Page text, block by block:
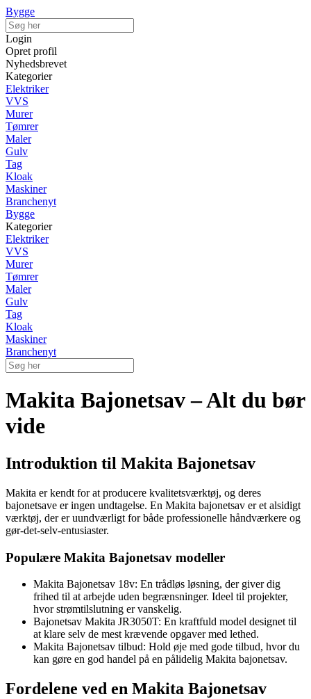
Bygge
Login
Opret profil
Nyhedsbrevet
Kategorier
Elektriker
VVS
Murer
Tømrer
Maler
Gulv
Tag
Kloak
Maskiner
Branchenyt
Bygge
Kategorier
Elektriker
VVS
Murer
Tømrer
Maler
Gulv
Tag
Kloak
Maskiner
Branchenyt
Makita Bajonetsav – Alt du bør
vide
Introduktion til Makita Bajonetsav
Makita er kendt for at producere kvalitetsværktøj, og deres
bajonetsave er ingen undtagelse. En Makita bajonetsav er et alsidigt
værktøj, der er uundværligt for både professionelle håndværkere og
gør-det-selv-entusiaster.
Populære Makita Bajonetsav modeller
Makita Bajonetsav 18v: En trådløs løsning, der giver dig
frihed til at arbejde uden begrænsninger. Ideel til projekter,
hvor strømtilslutning er vanskelig.
Bajonetsav Makita JR3050T: En kraftfuld model designet til
at klare selv de mest krævende opgaver med lethed.
Makita Bajonetsav tilbud: Hold øje med gode tilbud, hvor du
kan gøre en god handel på en pålidelig Makita bajonetsav.
Fordelene ved en Makita Bajonetsav